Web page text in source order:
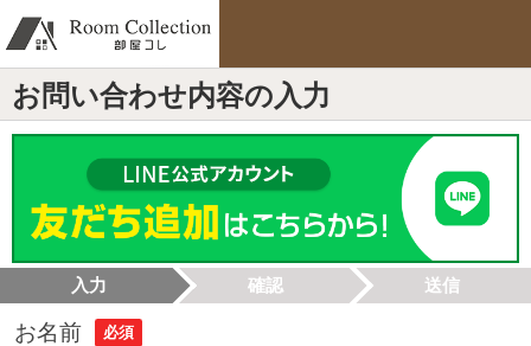
お問い合わせ内容の入力
入力 確認 送信
お名前 必須